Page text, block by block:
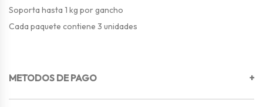
Soporta hasta 1 kg por gancho
Cada paquete contiene 3 unidades
METODOS DE PAGO +